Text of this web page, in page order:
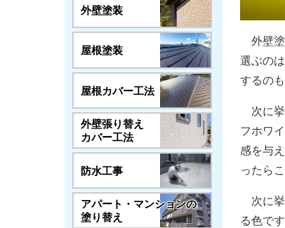
外壁塗装
屋根塗装
屋根カバー工法
外壁張り替え
カバー工法
防水工事
アパート・マンションの
塗り替え
外壁塗
選ぶの
するの
次に挙
フホワ
感を与
ったら
次に挙
る色で